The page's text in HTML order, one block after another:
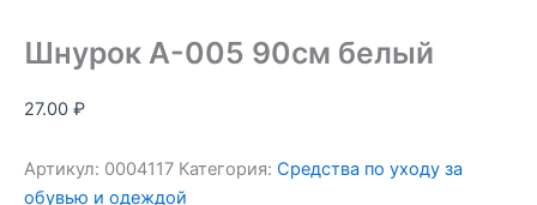
Шнурок А-005 90см белый
27.00 ₽
Артикул: 0004117 Категория: Средства по уходу за
обувью и одеждой